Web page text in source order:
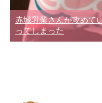
赤城乳業さんが攻めて
ってしまった